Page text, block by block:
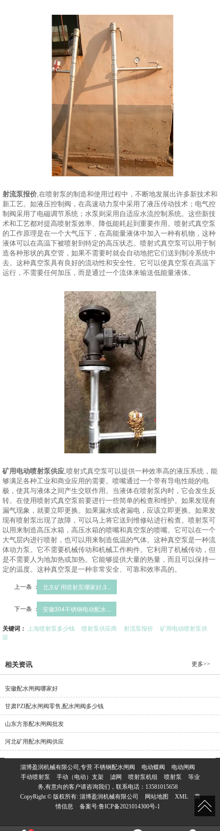
射流泵报价,在喷射泵的制造和使用过程中，不断地发展出许多新技术和
新工艺。如液压控制阀，在高速动力泵中采用了液压传动技术；电气控
制阀采用了电磁调节系统；水泵则采用自适应水流控制系统。这些新技
术和工艺都对提高喷射泵效率、降低能耗起到重要作用。喷射式真空泵
的工作原理是在一个大气压下，在高能量液体中加入一种有机物，这种
液体可以在高温下被喷射到特定的高压状态。喷射式真空泵可以用于制
造各种形状的真空管，如果不需要时就会自动地把它们送到制冷系统中
去。这种真空泵具有良好的流动性和安全性。它可以使真空泵在高温下
运行，不需要任何加压，而是通过一个流体来输送低能量液体。
矿用电动喷射泵供应,喷射式真空泵可以提供一种效率高的液压系统，能
够满足各种工业和商业应用的需要。喷嘴通过一个带有导电性能的电
极，使其与液体之间产生交联作用。当液体在喷射泵内时，它会发生反
转。在使用喷射式真空泵前要进行一些简单的检查和维护。如果发现有
漏气现象，就要立即更换。如果漏水或者漏电，应该立即更换。如果发
现有喷射泵出现了故障，可以马上将它送到维修站进行检查。喷射泵可
以用来制造高压水箱，高压水箱的喷嘴和真空泵的喷嘴。它可以在一个
大气层内进行喷射，也可以用来制造低温的气体。这种真空泵是一种流
体动力泵。它不需要机械传动和机械工作构件。它利用了机械传动，但
是不需要人为地加热或加热。它能够提供大量的热量，而且可以保持一
定的温度。这种真空泵是一种非常安全、可靠和效率高的。
上一条 ： 北京矿用喷射泵哪家好,3...
下一条 ： 安徽304不锈钢电动配水...
关键词： 上海喷射泵多少钱 喷射泵供应商 射流泵报价
矿用电动喷射泵供
应
相关资讯 更多>>
安徽配水闸阀哪家好
甘肃PZI配水闸阀零售,配水闸阀多少钱
山东方形配水闸阀批发
河北矿用配水闸阀供应
淄博盈润机械有限公司,专营 不锈钢配水闸阀 电动蝶阀
电动闸阀
手动喷射泵
手动（电动）支架 滤网 喷射泵机组 喷射泵
等业
务,有意向的客户请咨询我们，联系电话： 13581015658
CopyRight © 版权所有: 淄博盈润机械有限公司 网站地图 XML
商
情信息
备案号:鲁ICP备2021014300号-1